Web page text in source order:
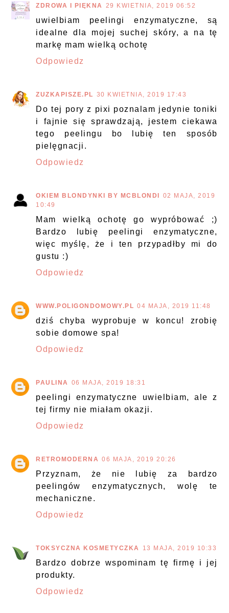
ZDROWA I PIĘKNA 29 KWIETNIA, 2019 06:52
uwielbiam peelingi enzymatyczne, są
idealne dla mojej suchej skóry, a na tę
markę mam wielką ochotę
Odpowiedz
ZUZKAPISZE.PL 30 KWIETNIA, 2019 17:43
Do tej pory z pixi poznalam jedynie toniki
i fajnie się sprawdzają, jestem ciekawa
tego peelingu bo lubię ten sposób
pielęgnacji.
Odpowiedz
OKIEM BLONDYNKI BY MCBLONDI 02 MAJA, 2019
10:49
Mam wielką ochotę go wypróbować ;)
Bardzo lubię peelingi enzymatyczne,
więc myślę, że i ten przypadłby mi do
gustu :)
Odpowiedz
WWW.POLIGONDOMOWY.PL 04 MAJA, 2019 11:48
dziś chyba wyprobuje w koncu! zrobię
sobie domowe spa!
Odpowiedz
PAULINA 06 MAJA, 2019 18:31
peelingi enzymatyczne uwielbiam, ale z
tej firmy nie miałam okazji.
Odpowiedz
RETROMODERNA 06 MAJA, 2019 20:26
Przyznam, że nie lubię za bardzo
peelingów enzymatycznych, wolę te
mechaniczne.
Odpowiedz
TOKSYCZNA KOSMETYCZKA 13 MAJA, 2019 10:33
Bardzo dobrze wspominam tę firmę i jej
produkty.
Odpowiedz